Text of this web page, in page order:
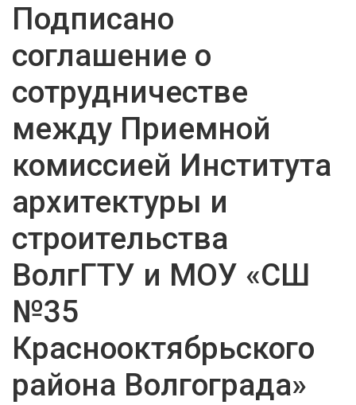
Подписано
соглашение о
сотрудничестве
между Приемной
комиссией Института
архитектуры и
строительства
ВолгГТУ и МОУ «СШ
№35
Краснооктябрьского
района Волгограда»